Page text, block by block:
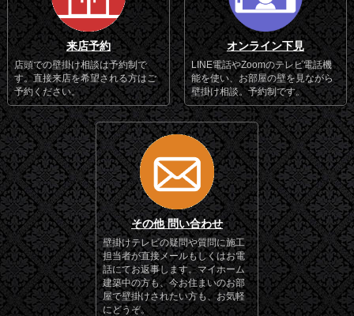
来店予約
店頭での壁掛け相談は予約制で
す。直接来店を希望される方はご
予約ください。
オンライン下見
LINE電話やZoomのテレビ電話機
能を使い、お部屋の壁を見ながら
壁掛け相談。予約制です。
その他 問い合わせ
壁掛けテレビの疑問や質問に施工
担当者が直接メールもしくはお電
話にてお返事します。マイホーム
建築中の方も、今お住まいのお部
屋で壁掛けされたい方も、お気軽
にどうぞ。